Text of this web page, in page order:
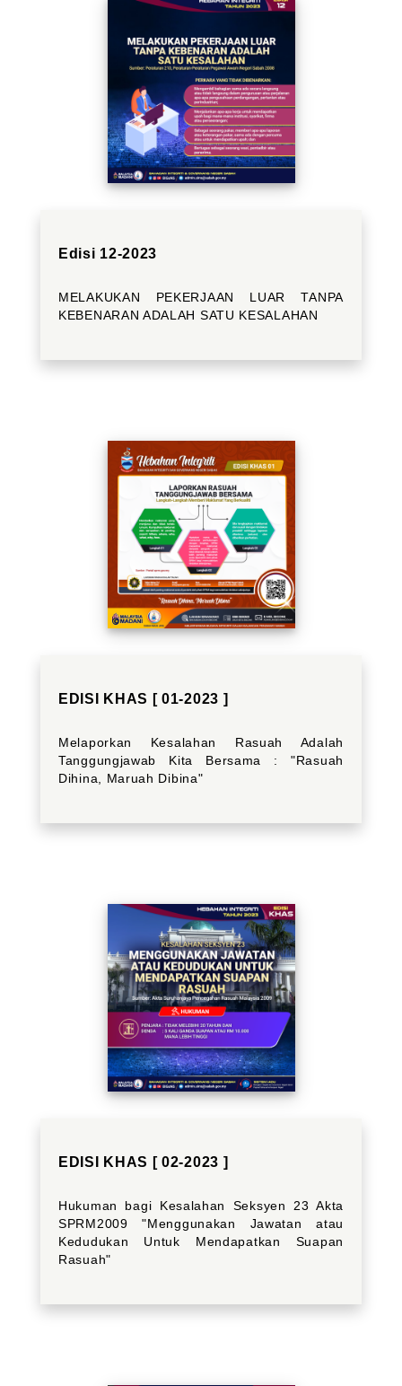
Edisi 12-2023
MELAKUKAN PEKERJAAN LUAR TANPA
KEBENARAN ADALAH SATU KESALAHAN
EDISI KHAS [ 01-2023 ]
Melaporkan Kesalahan Rasuah Adalah
Tanggungjawab Kita Bersama : "Rasuah
Dihina, Maruah Dibina"
EDISI KHAS [ 02-2023 ]
Hukuman bagi Kesalahan Seksyen 23 Akta
SPRM2009 "Menggunakan Jawatan atau
Kedudukan Untuk Mendapatkan Suapan
Rasuah"